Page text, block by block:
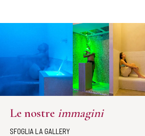
Le nostre immagini
SFOGLIA LA GALLERY